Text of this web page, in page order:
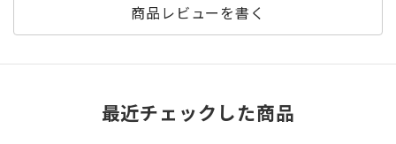
商品レビューを書く
最近チェックした商品